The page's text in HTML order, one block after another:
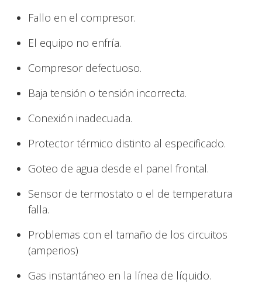
Fallo en el compresor.
El equipo no enfría.
Compresor defectuoso.
Baja tensión o tensión incorrecta.
Conexión inadecuada.
Protector térmico distinto al especificado.
Goteo de agua desde el panel frontal.
Sensor de termostato o el de temperatura
falla.
Problemas con el tamaño de los circuitos
(amperios)
Gas instantáneo en la línea de líquido.